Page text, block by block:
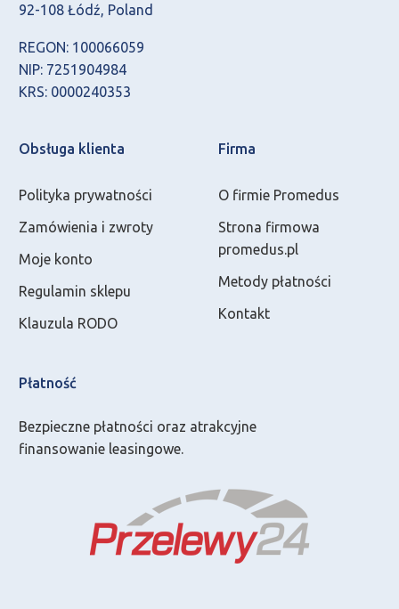
92-108 Łódź, Poland
REGON: 100066059
NIP: 7251904984
KRS: 0000240353
Obsługa klienta
Polityka prywatności
Zamówienia i zwroty
Moje konto
Regulamin sklepu
Klauzula RODO
Firma
O firmie Promedus
Strona firmowa
promedus.pl
Metody płatności
Kontakt
Płatność
Bezpieczne płatności oraz atrakcyjne
finansowanie leasingowe.